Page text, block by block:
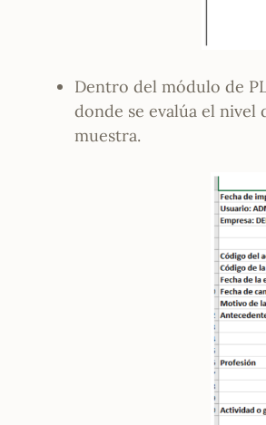
Dentro del módulo de
donde se evalúa el
muestra.